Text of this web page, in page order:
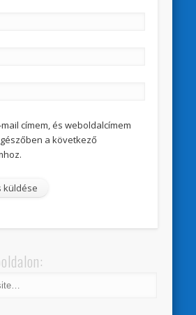
címem, és weboldalcímem
a következő